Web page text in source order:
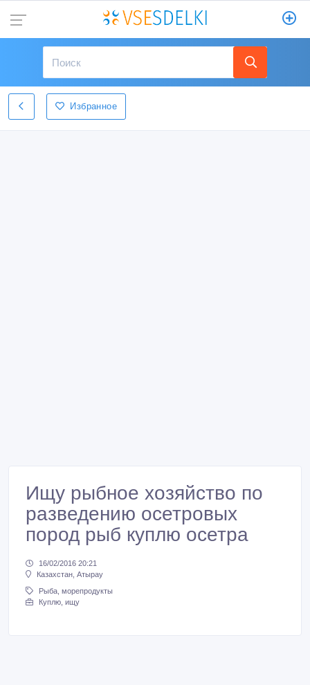
Избранное
Ищу рыбное хозяйство по
разведению осетровых
пород рыб куплю осетра
16/02/2016 20:21
Казахстан, Атырау
Рыба, морепродукты
Куплю, ищу